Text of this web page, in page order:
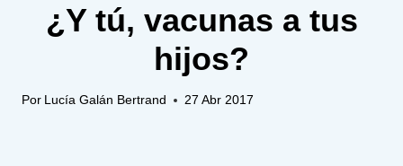
¿Y tú, vacunas a tus
hijos?
Por Lucía Galán Bertrand 27 Abr 2017